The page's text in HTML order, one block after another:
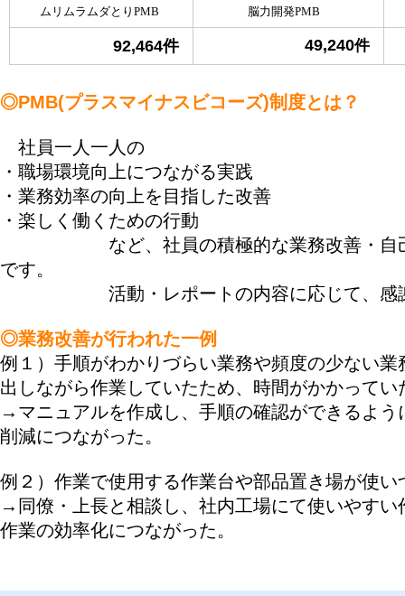
ムリムラムダとりPMB 脳力開発PMB
92,464件 49,240件
◎PMB(プラスマイナスビコーズ)制度とは？
社員一人一人の
・職場環境向上につながる実践
・業務効率の向上を目指した改善
・楽しく働くための行動
など、社員の積極的な業務改善・自己
です。
活動・レポートの内容に応じて、感謝
◎業務改善が行われた一例
例１）手順がわかりづらい業務や頻度の少ない
出しながら作業していたため、時間がかかってい
→マニュアルを作成し、手順の確認ができるよ
削減につながった。
例２）作業で使用する作業台や部品置き場が使い
→同僚・上長と相談し、社内工場にて使いやす
作業の効率化につながった。